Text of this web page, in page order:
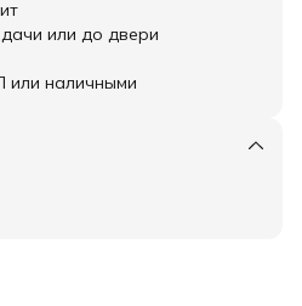
или до двери
наличными